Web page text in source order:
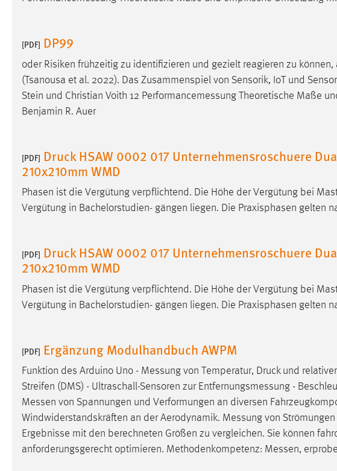
[PDF] DP99
oder Risiken frühzeitig zu identifizieren und gezielt reagieren zu
(Tsanousa et al. 2022). Das Zusammenspiel von Sensorik, IoT und
Stein und Christian Voith 12 Performancemessung Theoretische Maße
Benjamin R. Auer
[PDF] Druck HSAW 0002 017 Unternehmensroschuere
210x210mm WMD
Phasen ist die Vergütung verpflichtend. Die Höhe der Vergütung bei
Vergütung in Bachelorstudien- gängen liegen. Die Praxisphasen gelten
[PDF] Druck HSAW 0002 017 Unternehmensroschuere
210x210mm WMD
Phasen ist die Vergütung verpflichtend. Die Höhe der Vergütung bei
Vergütung in Bachelorstudien- gängen liegen. Die Praxisphasen gelten
[PDF] Ergänzung Modulhandbuch AWPM
Funktion des Arduino Uno - Messung von Temperatur, Druck und
Streifen (DMS) - Ultraschall-Sensoren zur Entfernungsmessung -
Messen von Spannungen und Verformungen an diversen
Windwiderstandskräften an der Aerodynamik. Messung von
Ergebnisse mit den berechneten Größen zu vergleichen. Sie können
anforderungsgerecht optimieren. Methodenkompetenz: Messen,
Chat
Name:
MibewSessionID, MIBEW_UserID,
mibew_locale, mibew-chat-frame-style-
Cookie Laufzeit: MibewSessionID, mibew-chat-frame-
Sitzungslaufzeit, mibew_locale = 3
Jahre, MIBEW_UserID = 1 Jahr
Name: fe_user, be_user, be_lastLoginProvider
Zweck:
Dieser Cookie ist notwendig um sich an
der Website einloggen zu können.
STATISTIK
Statistik Cookies erfassen Informationen anonym.
Diese Informationen helfen uns zu verstehen, wie
unsere Besucher unsere Website nutzen.
Matomo